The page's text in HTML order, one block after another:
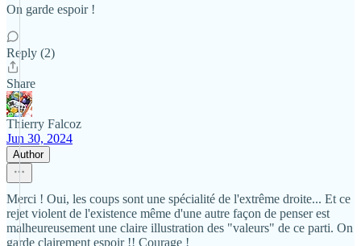
On garde espoir !
Reply (2)
Share
Thierry Falcoz
Jun 30, 2024
Author
Merci ! Oui, les coups sont une spécialité de l'extrême droite... Et ce
rejet violent de l'existence même d'une autre façon de penser est
malheureusement une claire illustration des "valeurs" de ce parti. On
garde clairement espoir !! Courage !